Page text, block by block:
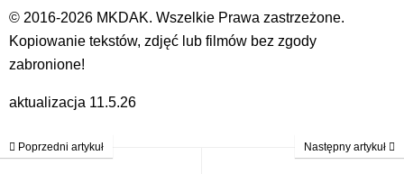
© 2016-2026 MKDAK. Wszelkie Prawa zastrzeżone.
Kopiowanie tekstów, zdjęć lub filmów bez zgody
zabronione!
aktualizacja 11.5.26
Poprzedni artykuł Następny artykuł